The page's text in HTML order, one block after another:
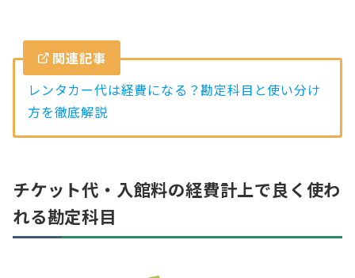
関連記事
レンタカー代は経費になる？勘定科目と使い分け
方を徹底解説
チケット代・入館料の経費計上で良く使わ
れる勘定科目